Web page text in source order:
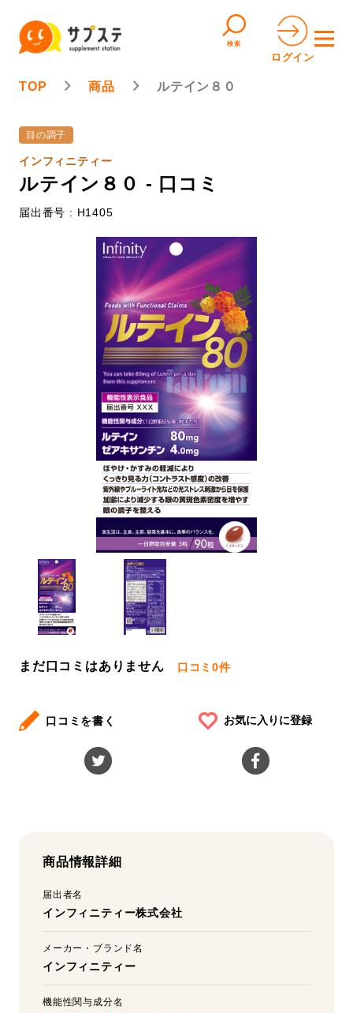
検索
ログイン
TOP 商品 ルテイン８０
目の調子
インフィニティー
ルテイン８０ - 口コミ
届出番号 : H1405
まだ口コミはありません 口コミ0件
口コミを書く お気に入りに登録
商品情報詳細
届出者名
インフィニティー株式会社
メーカー・ブランド名
インフィニティー
機能性関与成分名